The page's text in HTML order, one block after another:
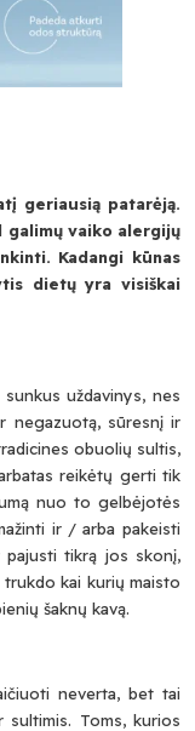
geriausią patarėją.
galimų vaiko alergijų
Kadangi kūnas
dietų yra visiškai
uždavinys, nes
negazuotą, sūresnį ir
obuolių sultis,
reikėtų gerti tik
nuo to gelbėjotės
ir / arba pakeisti
pajusti tikrą jos skonį,
kai kurių maisto
šaknų kavą.
neverta, bet tai
Toms, kurios